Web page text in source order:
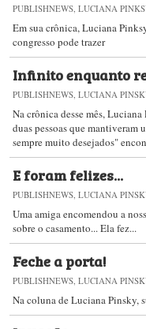
PUBLISHNEWS, LUCIANA
Em sua crônica, Luciana
congresso pode trazer
Infinito enquanto
PUBLISHNEWS, LUCIANA
Na crônica desse mês,
duas pessoas que mantiveram
sempre muito desejados"
E foram felizes...
PUBLISHNEWS, LUCIANA
Uma amiga encomendou a
sobre o casamento... Ela fez...
Feche a porta!
PUBLISHNEWS, LUCIANA
Na coluna de Luciana Pinsky,